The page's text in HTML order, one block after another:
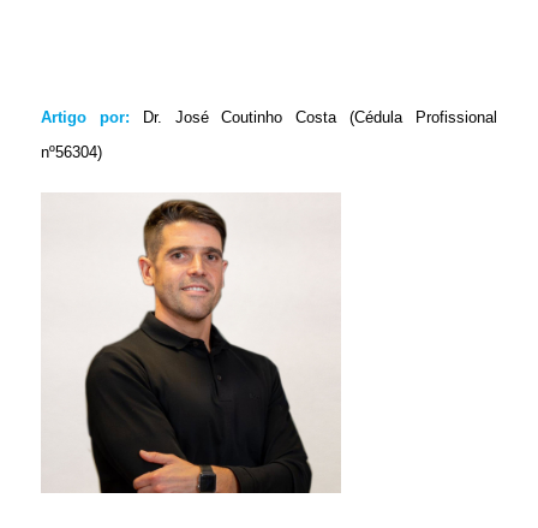
Artigo por: Dr. José Coutinho Costa (Cédula Profissional
nº56304)